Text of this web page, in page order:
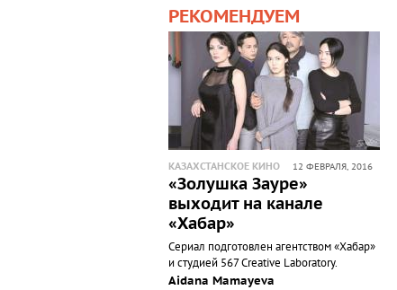
РЕКОМЕНДУЕМ
КАЗАХСТАНСКОЕ КИНО 12 ФЕВРАЛЯ, 2016
«Золушка Зауре»
выходит на канале
«Хабар»
Сериал подготовлен агентством «Хабар»
и студией 567 Creative Laboratory.
Aidana Mamayeva